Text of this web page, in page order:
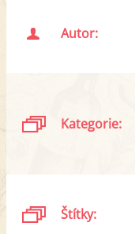
Autor:
Kategorie:
Štítky: